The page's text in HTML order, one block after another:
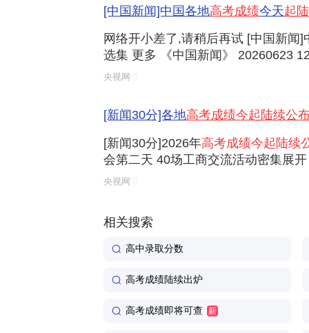
[中国新闻]中国各地高考成绩今天起
网络开小差了,请稍后再试 [中国新闻]
选集 更多 《中国新闻》 20260623
00 《中国新闻》 20260623 07:00
央视网
[新闻30分]各地高考成绩今起陆续公
[新闻30分]2026年高考成绩今起陆续
会第二天 40场工商交流活动密集展
季达沃斯论坛今起举行 [新闻30分]今
央视网
相关搜索
高中录取分数
高考成绩陆续出炉
高考成绩即将可查 新